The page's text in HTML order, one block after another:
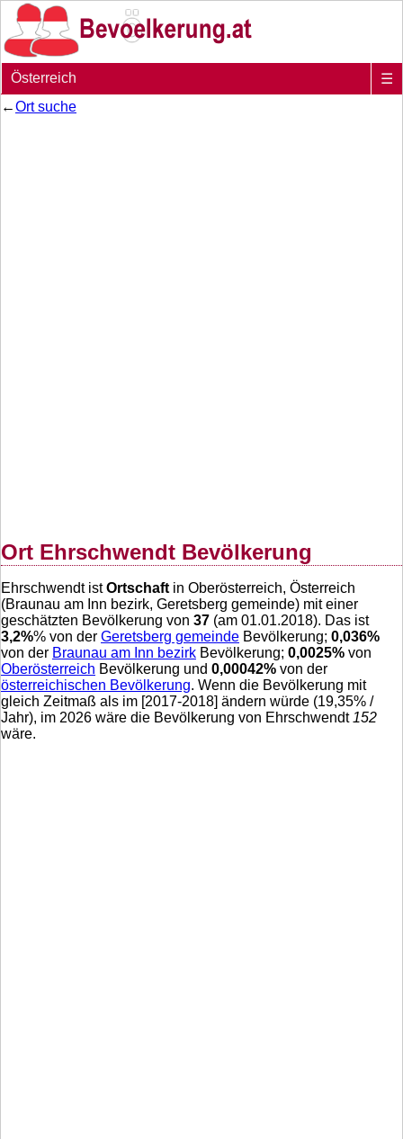
Österreich
☰
←Ort suche
Ort Ehrschwendt Bevölkerung
Ehrschwendt istOrtschaft in Oberösterreich, Österreich
(Braunau am Inn bezirk, Geretsberg gemeinde) mit einer
geschätzten Bevölkerung von 37 (am 01.01.2018). Das ist
3,2%% von der Geretsberg gemeinde Bevölkerung; 0,036%
von der Braunau am Inn bezirk Bevölkerung; 0,0025% von
Oberösterreich Bevölkerung und 0,00042% von der
österreichischen Bevölkerung. Wenn die Bevölkerung mit
gleich Zeitmaß als im [2017-2018] ändern würde (19,35% /
Jahr), im 2026 wäre die Bevölkerung von Ehrschwendt 152
wäre.